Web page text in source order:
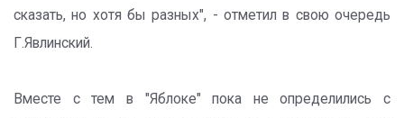
сказать, но хотя бы разных", - отметил в свою очередь
Г.Явлинский.
Вместе с тем в "Яблоке" пока не определились с